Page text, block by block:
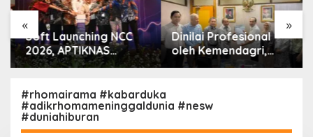
« »
Soft Launching NCC
2026, APTIKNAS
Dorong Percepatan
Memperkuat
Kedaulatan Digital
Indonesia
Dinilai Profesional
oleh Kemendagri,
GAPERKASINDO
Pemerintah Daerah
#rhomairama #kabarduka
#adikrhomameninggaldunia #nesw
#duniahiburan